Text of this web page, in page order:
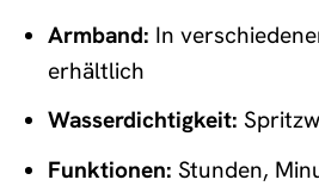
Armband: In
erhältlich
Wasserdichtigkeit:
Funktionen: Stunden,